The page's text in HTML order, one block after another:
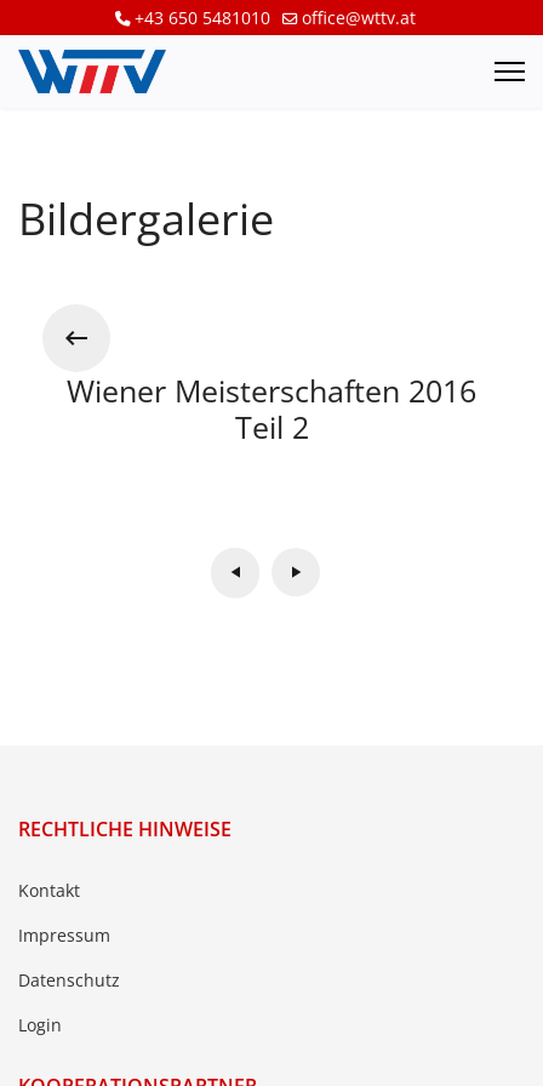
+43 650 5481010 office@wttv.at
Bildergalerie
Wiener Meisterschaften 2016
Teil 2
RECHTLICHE HINWEISE
Kontakt
Impressum
Datenschutz
Login